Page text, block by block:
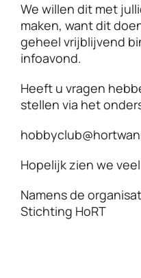
We willen dit met
maken, want dit
geheel vrijblijvend
infoavond.
Heeft u vragen
stellen via het
Hopelijk zien we
Namens de
Stichting HoRT​